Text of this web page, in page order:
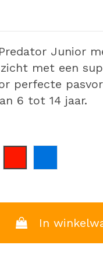
Junior
met een
perfecte
6 tot 14 jaar.
In